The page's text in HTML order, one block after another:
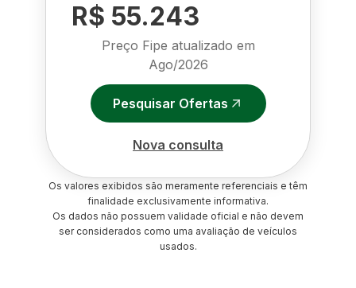
R$ 55.243
Preço Fipe atualizado em
Ago/2026
Pesquisar Ofertas
Nova consulta
Os valores exibidos são meramente referenciais e têm
finalidade exclusivamente informativa.
Os dados não possuem validade oficial e não devem
ser considerados como uma avaliação de veículos
usados.